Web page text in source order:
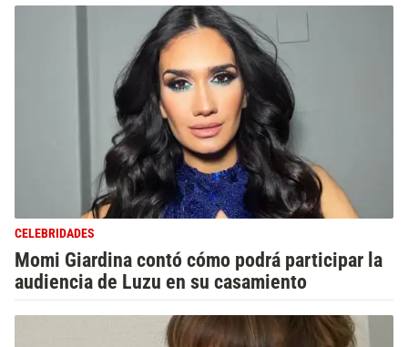
CELEBRIDADES
Momi Giardina contó cómo podrá participar la
audiencia de Luzu en su casamiento